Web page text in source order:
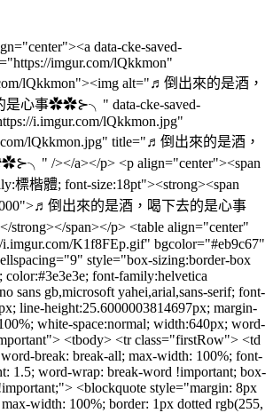
data-cke-saved-
imgur.com/lQkkmon"
lQkkmon"><img alt="♬倒出來的是酒，
是心事✿✿⊱╮" data-cke-saved-
i.imgur.com/lQkkmon.jpg"
lQkkmon.jpg" title="♬倒出來的是酒，
/></a></p> <p align="center"><span
標楷體; font-size:18pt"><strong><span
倒出來的是酒，喝下去的是心事
span></p> <table align="center"
i.imgur.com/K1f8FEp.gif" bgcolor="#eb9c67"
style="box-sizing:border-box
color:#3e3e3e; font-family:helvetica
sans gb,microsoft yahei,arial,sans-serif; font-
line-height:25.6000003814697px; margin-
white-space:normal; width:640px; word-
<tbody> <tr class="firstRow"> <td
break: break-all; max-width: 100%; font-
1.5; word-wrap: break-word !important; box-
<blockquote style="margin: 8px
width: 100%; border: 1px dotted rgb(255,